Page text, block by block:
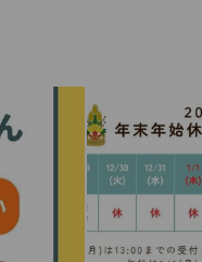
内も行っております。
い。